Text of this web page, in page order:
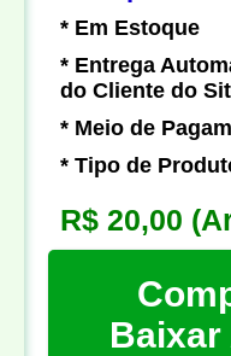
* Em Estoque
* Entrega
do Cliente do
* Meio de
* Tipo de
R$ 20,00
Baixar